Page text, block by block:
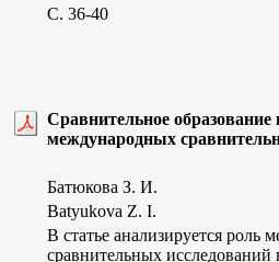
C. 36-40
Сравнительное образование
международных
Батюкова З. И.
Batyukova Z. I.
В статье анализируется роль
сравнительных исследований